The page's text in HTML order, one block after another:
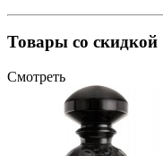
Товары со скидкой
Смотреть